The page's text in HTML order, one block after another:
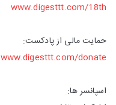
www.digesttt.com/18th
حمایت مالی از پادکست:
www.digesttt.com/donate
اسپانسر ها: